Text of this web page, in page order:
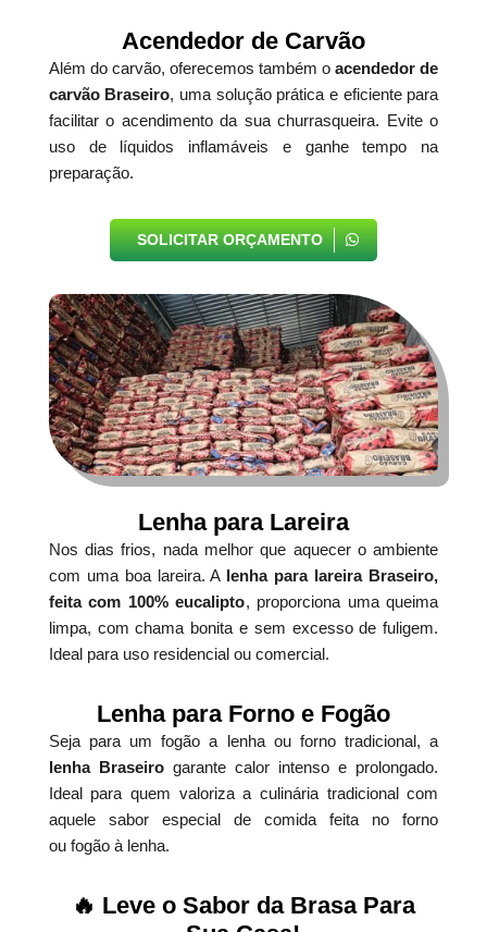
Acendedor de Carvão
Além do carvão, oferecemos também oacendedor de
carvão Braseiro, uma solução prática e eficiente para
facilitar o acendimento da sua churrasqueira. Evite o
uso de líquidos inflamáveis e ganhe tempo na
preparação.
SOLICITAR ORÇAMENTO
Lenha para Lareira
Nos dias frios, nada melhor que aquecer o ambiente
com uma boa lareira. A lenha para lareira Braseiro,
feita com 100% eucalipto, proporciona uma queima
limpa, com chama bonita e sem excesso de fuligem.
Ideal para uso residencial ou comercial.
Lenha para Forno e Fogão
Seja para um fogão a lenha ou forno tradicional, a
lenha Braseirogarante calor intenso e prolongado.
Ideal para quem valoriza a culinária tradicional com
aquele sabor especial de comida feita no forno
ou fogão à lenha.
🔥 Leve o Sabor da Brasa Para